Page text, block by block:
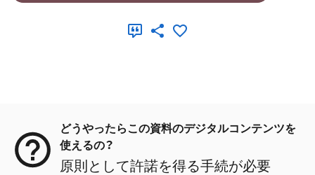
どうやったらこの資料のデジタルコンテンツを
使えるの？
原則として許諾を得る手続が必要